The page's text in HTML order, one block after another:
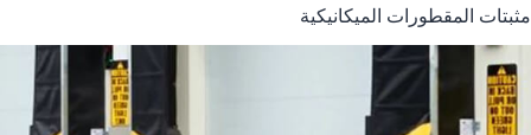
مثبتات المقطورات الميكانيكية